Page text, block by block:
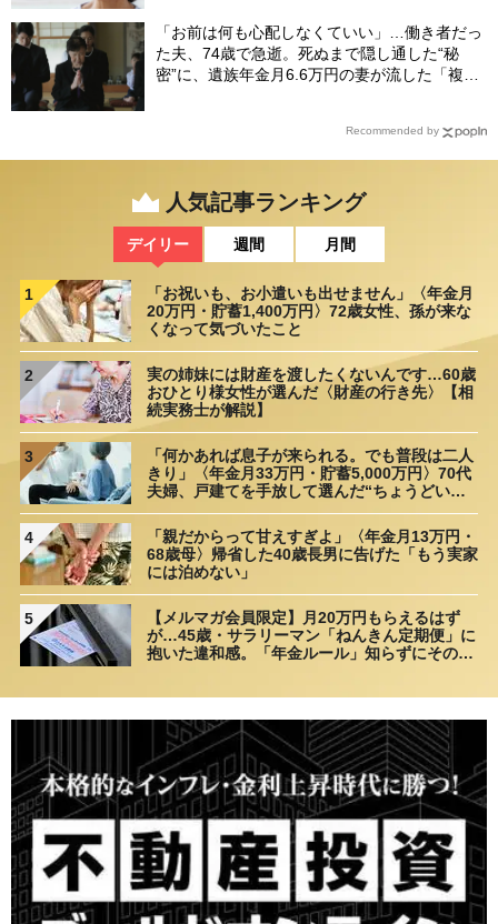
「お前は何も心配しなくていい」…働き者だっ
た夫、74歳で急逝。死ぬまで隠し通した“秘
密”に、遺族年金月6.6万円の妻が流した「複雑
Recommended by
人気記事ランキング
デイリー 週間 月間
1
「お祝いも、お小遣いも出せません」〈年金月
20万円・貯蓄1,400万円〉72歳女性、孫が来な
くなって気づいたこと
2
実の姉妹には財産を渡したくないんです…60歳
おひとり様女性が選んだ〈財産の行き先〉【相
続実務士が解説】
3
「何かあれば息子が来られる。でも普段は二人
きり」〈年金月33万円・貯蓄5,000万円〉70代
夫婦、戸建てを手放して選んだ“ちょうどいい
4
「親だからって甘えすぎよ」〈年金月13万円・
68歳母〉帰省した40歳長男に告げた「もう実家
には泊めない」
5
【メルマガ会員限定】月20万円もらえるはず
が…45歳・サラリーマン「ねんきん定期便」に
抱いた違和感。「年金ルール」知らずにそのま